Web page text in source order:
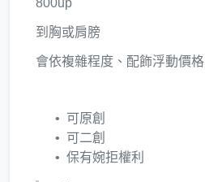
800up
到胸或肩膀
會依複雜程度、配飾浮動價格
可原創
可二創
保有婉拒權利